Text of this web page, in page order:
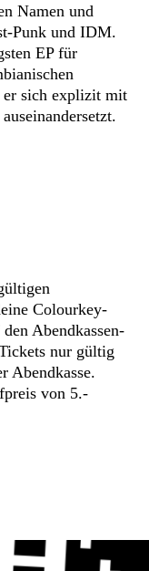
Namen und
Punk und IDM.
EP für
sich explizit mit
Colourkey-
Abendkassen-
nur gültig
Abendkasse.
von 5.-